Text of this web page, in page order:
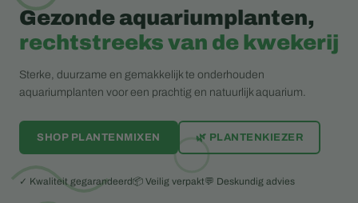
Gezonde aquariumplanten,
rechtstreeks van de kwekerij
Sterke, duurzame en gemakkelijk te onderhouden
aquariumplanten voor een prachtig en natuurlijk aquarium.
SHOP PLANTENMIXEN 🌿 PLANTENKIEZER
✓ Kwaliteit gegarandeerd📦 Veilig verpakt💬 Deskundig advies